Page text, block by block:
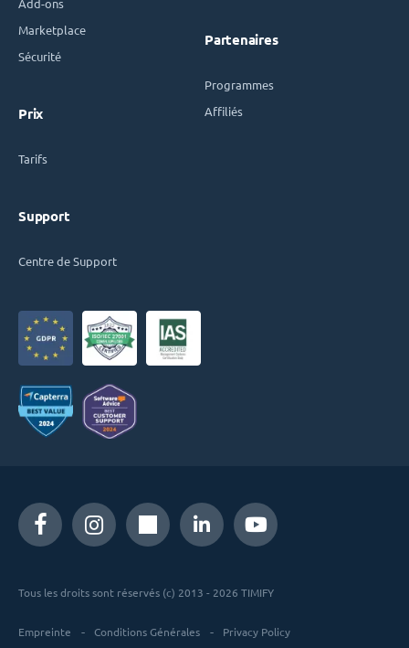
Add-ons
Marketplace
Sécurité
Prix
Tarifs
Support
Centre de Support
Partenaires
Programmes
Affiliés
Tous les droits sont réservés (c) 2013 - 2026 TIMIFY
Empreinte Conditions Générales Privacy Policy